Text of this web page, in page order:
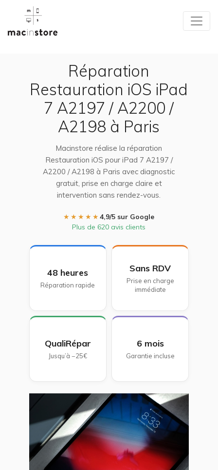
Réparation
Restauration iOS iPad
7 A2197 / A2200 /
A2198 à Paris
Macinstore réalise la réparation
Restauration iOS pour iPad 7 A2197 /
A2200 / A2198 à Paris avec diagnostic
gratuit, prise en charge claire et
intervention sans rendez-vous.
★★★★★4,9/5 sur Google
Plus de 620 avis clients
48 heures
Réparation rapide
Sans RDV
Prise en charge
immédiate
QualiRépar
Jusqu’à −25€
6 mois
Garantie incluse